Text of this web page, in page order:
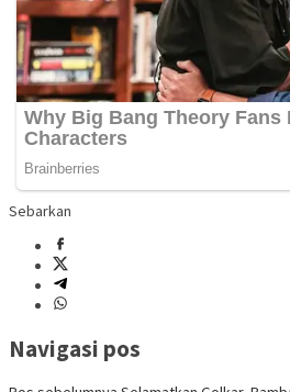
Sebarkan
Navigasi pos